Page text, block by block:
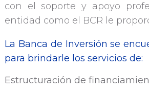
con el soporte y apoyo
entidad como el BCR le
La Banca de Inversión se
para brindarle los servicios de:
Estructuración de